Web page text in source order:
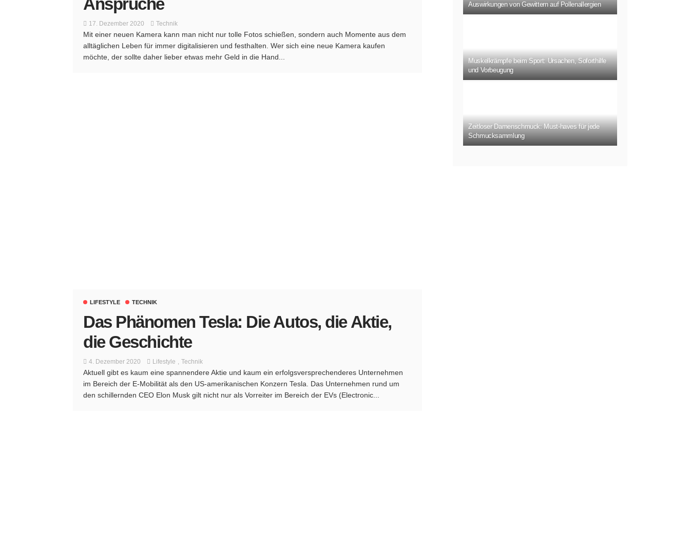
Ansprüche
17. Dezember 2020 Technik
Mit einer neuen Kamera kann man nicht nur tolle Fotos schießen, sondern auch Momente aus dem
alltäglichen Leben für immer digitalisieren und festhalten. Wer sich eine neue Kamera kaufen
möchte, der sollte daher lieber etwas mehr Geld in die Hand...
LIFESTYLE TECHNIK
Das Phänomen Tesla: Die Autos, die Aktie,
die Geschichte
4. Dezember 2020 Lifestyle Technik
Aktuell gibt es kaum eine spannendere Aktie und kaum ein erfolgsversprechenderes Unternehmen
im Bereich der E-Mobilität als den US-amerikanischen Konzern Tesla. Das Unternehmen rund um
den schillernden CEO Elon Musk gilt nicht nur als Vorreiter im Bereich der EVs (Electronic...
Auswirkungen von Gewittern auf Pollenallergien
Muskelkrämpfe beim Sport: Ursachen, Soforthilfe
und Vorbeugung
Zeitloser Damenschmuck: Must-haves für jede
Schmucksammlung